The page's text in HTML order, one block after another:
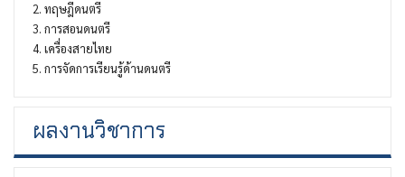
2. ทฤษฎีดนตรี
3. การสอนดนตรี
4. เครื่องสายไทย
5. การจัดการเรียนรู้ด้านดนตรี
ผลงานวิชาการ